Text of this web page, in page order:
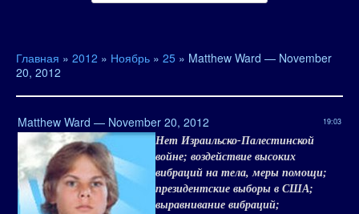
Главная » 2012 » Ноябрь » 25 » Matthew Ward — November
20, 2012
19:03
Matthew Ward — November 20, 2012
Нет Израильско-Палестинской
войне; воздействие высоких
вибраций на тела, меры помощи;
президентские выборы в США;
выравнивание вибраций;